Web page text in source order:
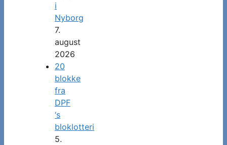
i
Nyborg
7.
august
2026
20
blokke
fra
DPF
‘s
bloklotteri
5.